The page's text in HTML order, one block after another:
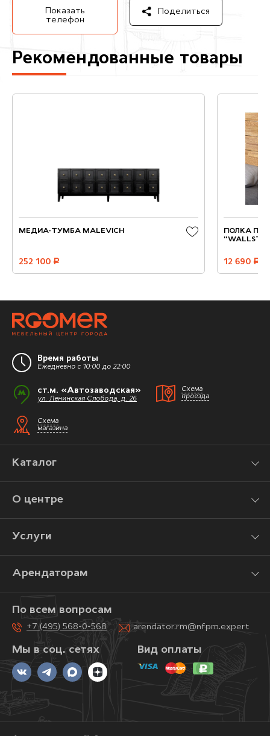
Показать
телефон
Поделиться
Рекомендованные товары
МЕДИА-ТУМБА MALEVICH
252 100 руб.
ПОЛКА
12 690 руб.
Время работы
Ежедневно с 10:00 до 22:00
ст.м. «Автозаводская»
ул. Ленинская Слобода, д. 26
Схема
проезда
Схема
магазина
Каталог
О центре
Услуги
Арендаторам
Мы в соц. сетях
По всем вопросам
+7 (495) 568-0-568 arendator.rm@nfpm.expert
Вид оплаты